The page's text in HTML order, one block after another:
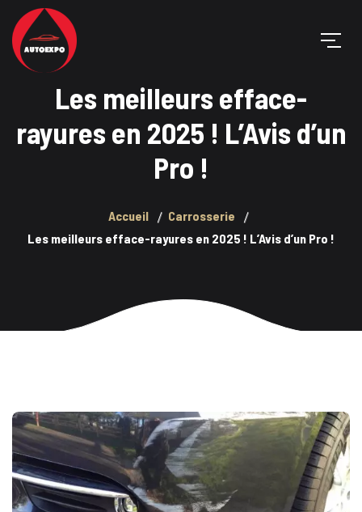
Les meilleurs efface-
rayures en 2025 ! L’Avis d’un
Pro !
Accueil
Carrosserie
Les meilleurs efface-rayures en 2025 ! L’Avis d’un Pro !